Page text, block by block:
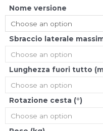
o
t
t
e
Nome versione
Sbraccio laterale
Lunghezza fuori tutto
Rotazione cesta (°)